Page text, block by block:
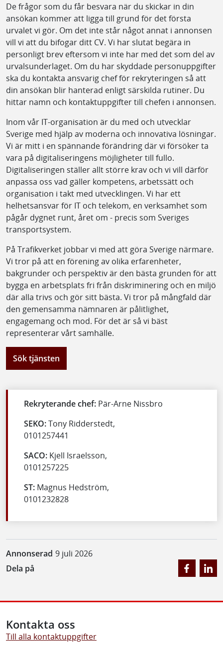
De frågor som du får besvara när du skickar in din
ansökan kommer att ligga till grund för det första
urvalet vi gör. Om det inte står något annat i annonsen
vill vi att du bifogar ditt CV. Vi har slutat begära in
personligt brev eftersom vi inte har med det som del av
urvalsunderlaget. Om du har skyddade personuppgifter
ska du kontakta ansvarig chef för rekryteringen så att
din ansökan blir hanterad enligt särskilda rutiner. Du
hittar namn och kontaktuppgifter till chefen i annonsen.
Inom vår IT-organisation är du med och utvecklar
Sverige med hjälp av moderna och innovativa lösningar.
Vi är mitt i en spännande förändring där vi försöker ta
vara på digitaliseringens möjligheter till fullo.
Digitaliseringen ställer allt större krav och vi vill därför
anpassa oss vad gäller kompetens, arbetssätt och
organisation i takt med utvecklingen. Vi har ett
helhetsansvar för IT och telekom, en verksamhet som
pågår dygnet runt, året om - precis som Sveriges
transportsystem.
På Trafikverket jobbar vi med att göra Sverige närmare.
Vi tror på att en förening av olika erfarenheter,
bakgrunder och perspektiv är den bästa grunden för att
bygga en arbetsplats fri från diskriminering och en miljö
där alla trivs och gör sitt bästa. Vi tror på mångfald där
den gemensamma nämnaren är pålitlighet,
engagemang och mod. För det är så vi bäst
representerar vårt samhälle.
Sök tjänsten
Rekryterande chef: Pär-Arne Nissbro
SEKO:Tony Ridderstedt,
0101257441
SACO: Kjell Israelsson,
0101257225
ST: Magnus Hedström,
0101232828
Annonserad 9 juli 2026
Dela på
Kontakta oss
Till alla kontaktuppgifter